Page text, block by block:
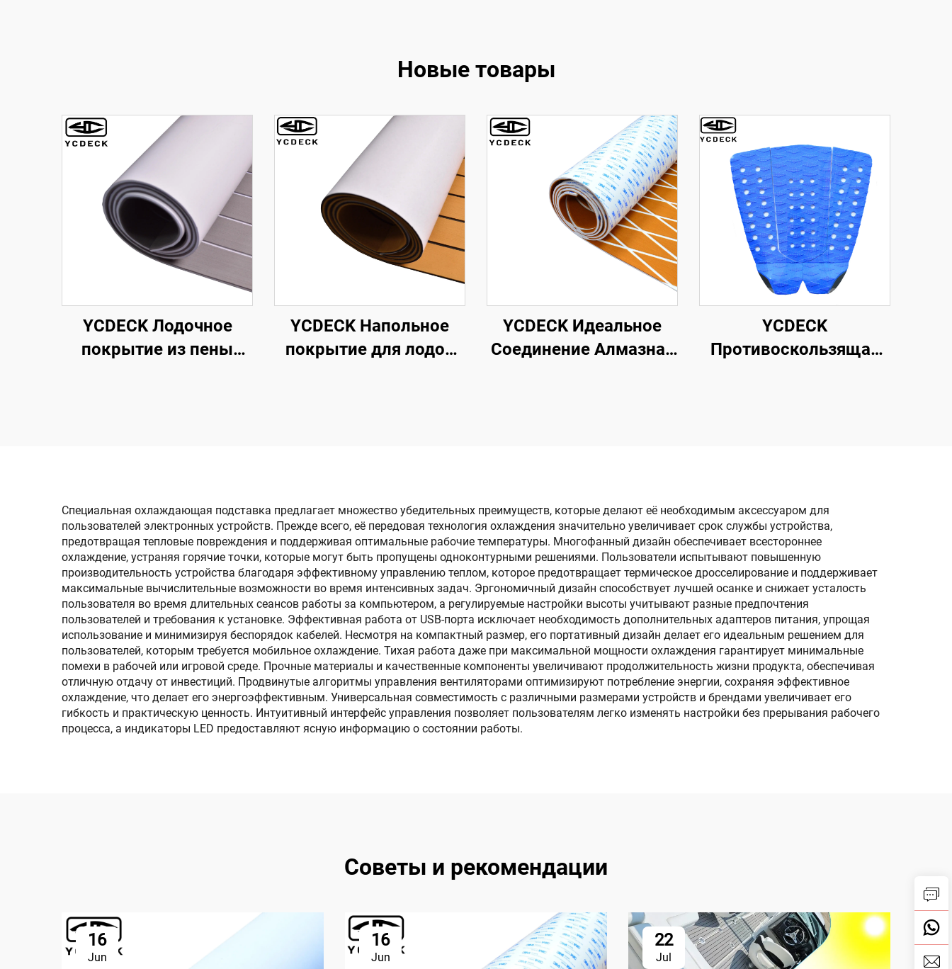
Новые товары
YCDECK Лодочное
покрытие из пены
подушек руля, полов
РВ
YCDECK Напольное
покрытие для лодок
моторной лодки, яхты,
каяка и платформы
для купания
YCDECK Идеальное
Соединение Алмазная
YCDECK
Противоскользящая
Специальная охлаждающая подставка предлагает множество убедительных преимуществ, которые делают её необходимым аксессуаром для
пользователей электронных устройств. Прежде всего, её передовая технология охлаждения значительно увеличивает срок службы устройства,
предотвращая тепловые повреждения и поддерживая оптимальные рабочие температуры. Многофанный дизайн обеспечивает всестороннее
охлаждение, устраняя горячие точки, которые могут быть пропущены одноконтурными решениями. Пользователи испытывают повышенную
производительность устройства благодаря эффективному управлению теплом, которое предотвращает термическое дросселирование и поддерживает
максимальные вычислительные возможности во время интенсивных задач. Эргономичный дизайн способствует лучшей осанке и снижает усталость
пользователя во время длительных сеансов работы за компьютером, а регулируемые настройки высоты учитывают разные предпочтения
пользователей и требования к установке. Эффективная работа от USB-порта исключает необходимость дополнительных адаптеров питания, упрощая
использование и минимизируя беспорядок кабелей. Несмотря на компактный размер, его портативный дизайн делает его идеальным решением для
пользователей, которым требуется мобильное охлаждение. Тихая работа даже при максимальной мощности охлаждения гарантирует минимальные
помехи в рабочей или игровой среде. Прочные материалы и качественные компоненты увеличивают продолжительность жизни продукта, обеспечивая
отличную отдачу от инвестиций. Продвинутые алгоритмы управления вентиляторами оптимизируют потребление энергии, сохраняя эффективное
охлаждение, что делает его энергоэффективным. Универсальная совместимость с различными размерами устройств и брендами увеличивает его
гибкость и практическую ценность. Интуитивный интерфейс управления позволяет пользователям легко изменять настройки без прерывания рабочего
процесса, а индикаторы LED предоставляют ясную информацию о состоянии работы.
Советы и рекомендации
16
Jun
16
Jun
22
Jul